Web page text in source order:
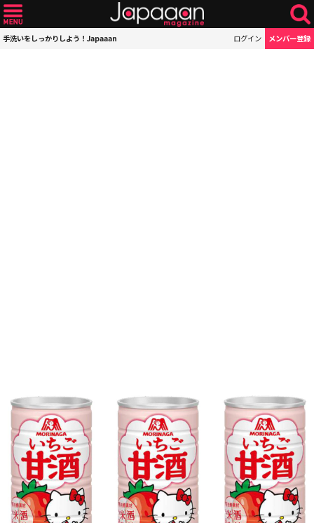
手洗いをしっかりしよう！Japaaan ログイン メンバー登録